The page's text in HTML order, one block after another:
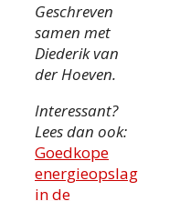
Geschreven
samen met
Diederik van
der Hoeven.
Interessant?
Lees dan ook:
Goedkope
energieopslag
in de